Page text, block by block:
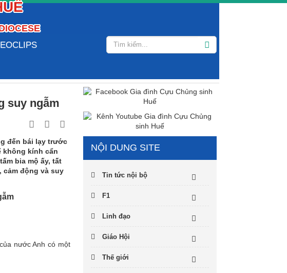
suy ngẫm
đến bái lạy trước
không kính cẩn
bia mộ ấy, tất
cảm động và suy
nước Anh có một
NỘI DUNG SITE
Tin tức nội bộ
F1
Linh đạo
Giáo Hội
Thế giới